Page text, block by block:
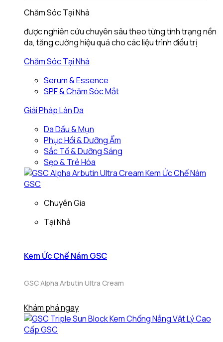
Chăm Sóc Tại Nhà
được nghiên cứu chuyên sâu theo từng tình trạng nền
da, tăng cường hiệu quả cho các liệu trình điều trị
Chăm Sóc Tại Nhà
Serum & Essence
SPF & Chăm Sóc Mắt
Giải Pháp Làn Da
Da Dầu & Mụn
Phục Hồi & Dưỡng Ẩm
Sắc Tố & Dưỡng Sáng
Sẹo & Trẻ Hóa
Chuyên Gia
Tại Nhà
Kem Ức Chế Nám GSC
GSC Alpha Arbutin Ultra Cream
Khám phá ngay